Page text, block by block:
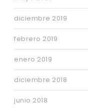
diciembre 2019
febrero 2019
enero 2019
diciembre 2018
junio 2018